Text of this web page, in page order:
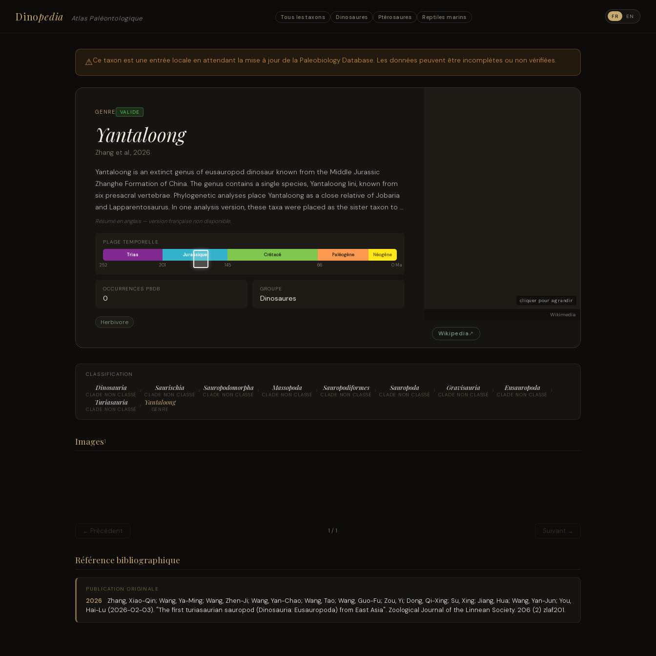
Dinopedia Atlas Paléontologique Tous les taxons Dinosaures Ptérosaures Reptiles marins FR EN
⚠Ce taxon est une entrée locale en attendant la mise à jour de la Paleobiology Database. Les données peuvent être incomplètes ou non vérifiées.
GENRE VALIDE
Yantaloong
Zhang et al., 2026
Yantaloong is an extinct genus of eusauropod dinosaur known from the Middle Jurassic
Zhanghe Formation of China. The genus contains a single species, Yantaloong lini, known from
six presacral vertebrae. Phylogenetic analyses place Yantaloong as a close relative of Jobaria
and Lapparentosaurus. In one analysis version, these taxa were placed as the sister taxon to a
clade of 'traditional turiasaurs', forming a broader Turiasauria than recognized previously. If it is
Résumé en anglais — version française non disponible.
PLAGE TEMPORELLE
Trias Jurassique Crétacé Paléogène
Néogène
252
201 145 66 0 Ma
OCCURRENCES PBDB
0
GROUPE
Dinosaures
Herbivore
cliquer pour agrandir
Wikimedia
Wikipedia ↗
CLASSIFICATION
Dinosauria
CLADE NON CLASSÉ › Saurischia
CLADE NON CLASSÉ › Sauropodomorpha
CLADE NON CLASSÉ › Massopoda
CLADE NON CLASSÉ › Sauropodiformes
CLADE NON CLASSÉ › Sauropoda
CLADE NON CLASSÉ › Gravisauria
CLADE NON CLASSÉ › Eusauropoda
CLADE NON CLASSÉ ›
Turiasauria
CLADE NON CLASSÉ › Yantaloong
GENRE
Images1
← Précédent 1 / 1 Suivant →
Référence bibliographique
PUBLICATION ORIGINALE
2026
Zhang, Xiao-Qin; Wang, Ya-Ming; Wang, Zhen-Ji; Wang, Yan-Chao; Wang, Tao; Wang, Guo-Fu; Zou, Yi; Dong, Qi-Xing; Su, Xing; Jiang, Hua; Wang, Yan-Jun; You,
Hai-Lu (2026-02-03). "The first turiasaurian sauropod (Dinosauria: Eusauropoda) from East Asia". Zoological Journal of the Linnean Society. 206 (2) zlaf201.